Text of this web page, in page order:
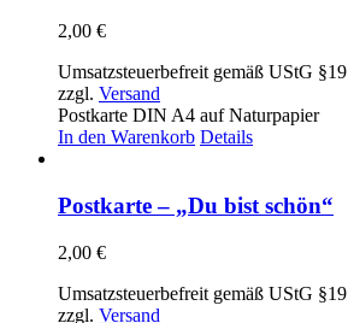
2,00 €
Umsatzsteuerbefreit gemäß UStG §19
zzgl. Versand
Postkarte DIN A4 auf Naturpapier
In den Warenkorb Details
Postkarte – „Du bist schön“
2,00 €
Umsatzsteuerbefreit gemäß UStG §19
zzgl. Versand